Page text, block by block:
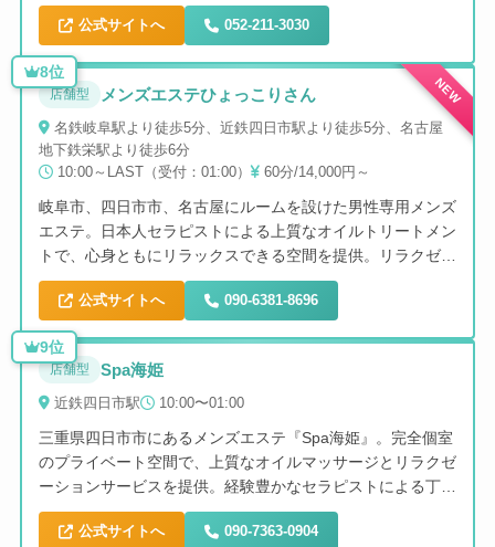
間で、日頃のストレスや悩みを心身共に癒す至福のひと時を
お過ごしいただけます。
公式サイトへ 052-211-3030
NEW
店舗型 メンズエステひょっこりさん
名鉄岐阜駅より徒歩5分、近鉄四日市駅より徒歩5分、名古屋
地下鉄栄駅より徒歩6分
10:00～LAST（受付：01:00）
60分/14,000円～
岐阜市、四日市市、名古屋にルームを設けた男性専用メンズ
エステ。日本人セラピストによる上質なオイルトリートメン
トで、心身ともにリラックスできる空間を提供。リラクゼー
ションを目的とした高級感溢れるプライベートルームでの施
術が特徴。
公式サイトへ 090-6381-8696
8位
店舗型 Spa海姫
近鉄四日市駅 10:00〜01:00
三重県四日市市にあるメンズエステ『Spa海姫』。完全個室
のプライベート空間で、上質なオイルマッサージとリラクゼ
ーションサービスを提供。経験豊かなセラピストによる丁寧
な施術で、心身ともにリフレッシュできる高級感のあるサロ
ン。脱毛セットプランもお得に利用できます。
公式サイトへ 090-7363-0904
9位